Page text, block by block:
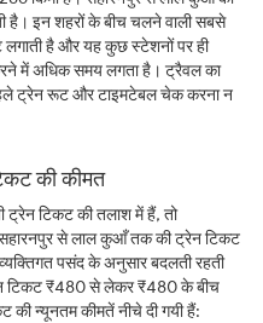
है। इन शहरों के बीच चलने वाली सबसे
है और यह कुछ स्टेशनों पर ही
में अधिक समय लगता है। ट्रैवल का
ट्रेन रूट और टाइमटेबल चेक करना न
की कीमत
टिकट की तलाश में हैं, तो
से लाल कुआँ तक की ट्रेन टिकट
पसंद के अनुसार बदलती रहती
टिकट ₹480 से लेकर ₹480 के बीच
की न्यूनतम कीमतें नीचे दी गयी हैं: